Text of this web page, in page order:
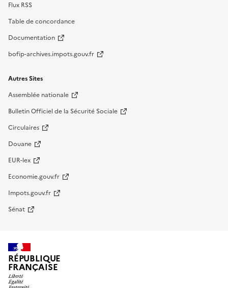
Flux RSS
Table de concordance
Documentation
bofip-archives.impots.gouv.fr
Autres Sites
Assemblée nationale
Bulletin Officiel de la Sécurité Sociale
Circulaires
Douane
EUR-lex
Economie.gouv.fr
Impots.gouv.fr
Sénat
RÉPUBLIQUE
FRANÇAISE